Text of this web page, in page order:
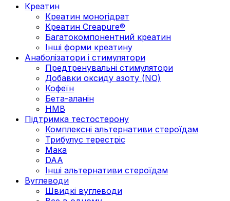
Креатин
Креатин моногідрат
Креатин Creapure®
Багатокомпонентний креатин
Інші форми креатину
Анаболізатори і стимулятори
Предтренувальні стимулятори
Добавки оксиду азоту (NO)
Кофеїн
Бета-аланін
HMB
Підтримка тестостерону
Комплексні альтернативи стероїдам
Трибулус терестріс
Мака
DAA
Інші альтернативи стероїдам
Вуглеводи
Швидкі вуглеводи